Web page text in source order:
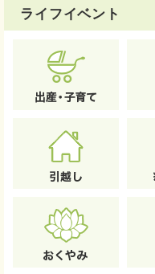
ライフイベント